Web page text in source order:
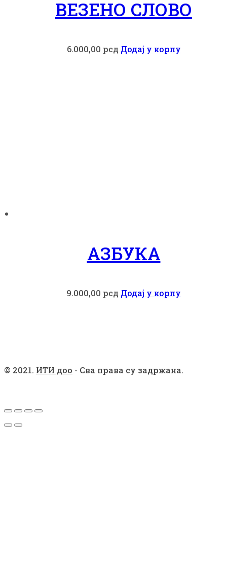
ВЕЗЕНО СЛОВО
6.000,00 рсд Додај у корпу
АЗБУКА
9.000,00 рсд Додај у корпу
© 2021. ИТИ доо - Сва права су задржана.